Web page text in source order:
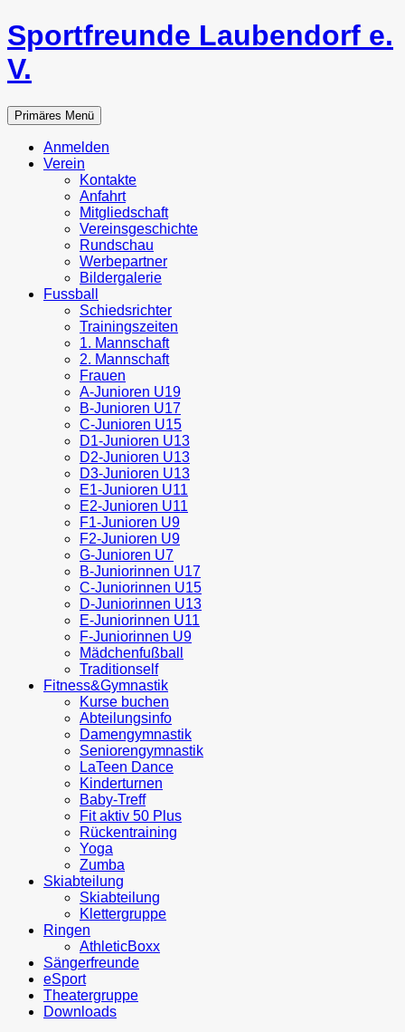
Zum
Inhalt
springen
Sportfreunde Laubendorf e.
V.
Suchen
Primäres Menü
Anmelden
Verein
Kontakte
Anfahrt
Mitgliedschaft
Vereinsgeschichte
Rundschau
Werbepartner
Bildergalerie
Fussball
Schiedsrichter
Trainingszeiten
1. Mannschaft
2. Mannschaft
Frauen
A-Junioren U19
B-Junioren U17
C-Junioren U15
D1-Junioren U13
D2-Junioren U13
D3-Junioren U13
E1-Junioren U11
E2-Junioren U11
F1-Junioren U9
F2-Junioren U9
G-Junioren U7
B-Juniorinnen U17
C-Juniorinnen U15
D-Juniorinnen U13
E-Juniorinnen U11
F-Juniorinnen U9
Mädchenfußball
Traditionself
Fitness&Gymnastik
Kurse buchen
Abteilungsinfo
Damengymnastik
Seniorengymnastik
LaTeen Dance
Kinderturnen
Baby-Treff
Fit aktiv 50 Plus
Rückentraining
Yoga
Zumba
Skiabteilung
Skiabteilung
Klettergruppe
Ringen
AthleticBoxx
Sängerfreunde
eSport
Theatergruppe
Downloads